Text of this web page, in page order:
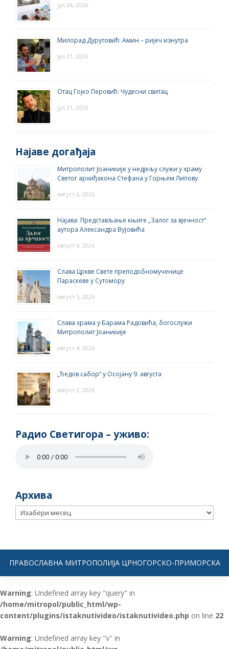
јул 24, 2026
Милорад Дурутовић: Амин – ријеч изнутра
јул 21, 2026
Отац Гојко Перовић: Чудесни свитац
јул 21, 2026
Најаве догађаја
Митрополит Јоаникије у недјељу служи у храму
Светог архиђакона Стефана у Горњем Липову
август 6, 2026
Најава: Представљање књиге „Залог за вјечност“
аутора Александра Вујовића
август 6, 2026
Слава Цркве Свете преподобномученице
Параскеве у Сутомору
август 5, 2026
Слава храма у Барама Радовића, богослужи
Митрополит Јоаникије
август 4, 2026
„Ђедов сабор“ у Осојану 9. августа
август 2, 2026
Радио Светигора – yживо:
Архива
Архива
ПРАВОСЛАВНА МИТРОПОЛИЈА ЦРНОГОРСКО-ПРИМОРСКА
Warning: Undefined array key "query" in
/home/mitropol/public_html/wp-
content/plugins/istaknutivideo/istaknutivideo.php on line 22
Warning: Undefined array key "v" in